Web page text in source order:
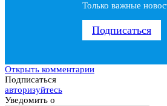
Только важные
Подписаться
Открыть комментарии
Подписаться
авторизуйтесь
Уведомить о